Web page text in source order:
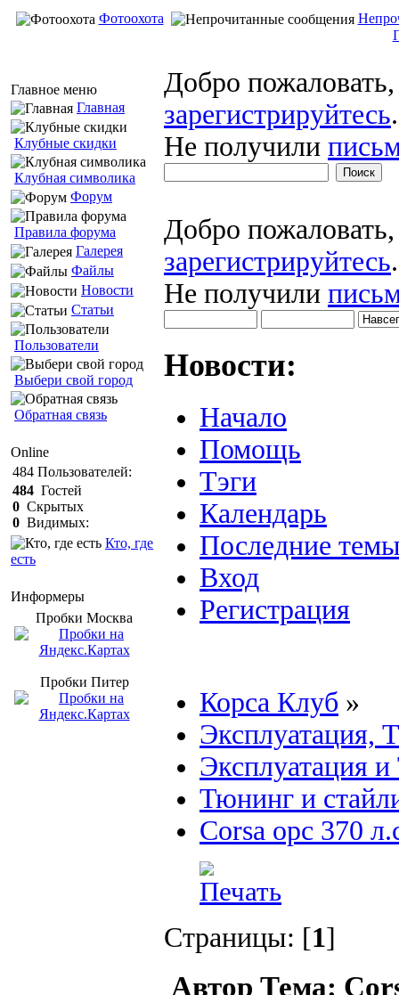
Фотоохота
Главное меню
Главная
Клубные скидки
Клубная символика
Форум
Правила форума
Галерея
Файлы
Новости
Статьи
Пользователи
Выбери свой город
Обратная связь
Online
484 Пользователей:
484 Гостей
0 Скрытых
0 Видимых:
Кто, где
есть
Информеры
Пробки Mосква
Пробки Питер
Добро
зарегистрируйтесь.
Не получили
Добро
зарегистрируйтесь.
Не получили
Новости:
Начало
Помощь
Тэги
Календарь
Последние
Вход
Регистрация
Корса Клуб »
Эксплуатация,
Эксплуатация
Тюнинг и
Corsa opc 370
Страницы: [1]
Автор Тема: